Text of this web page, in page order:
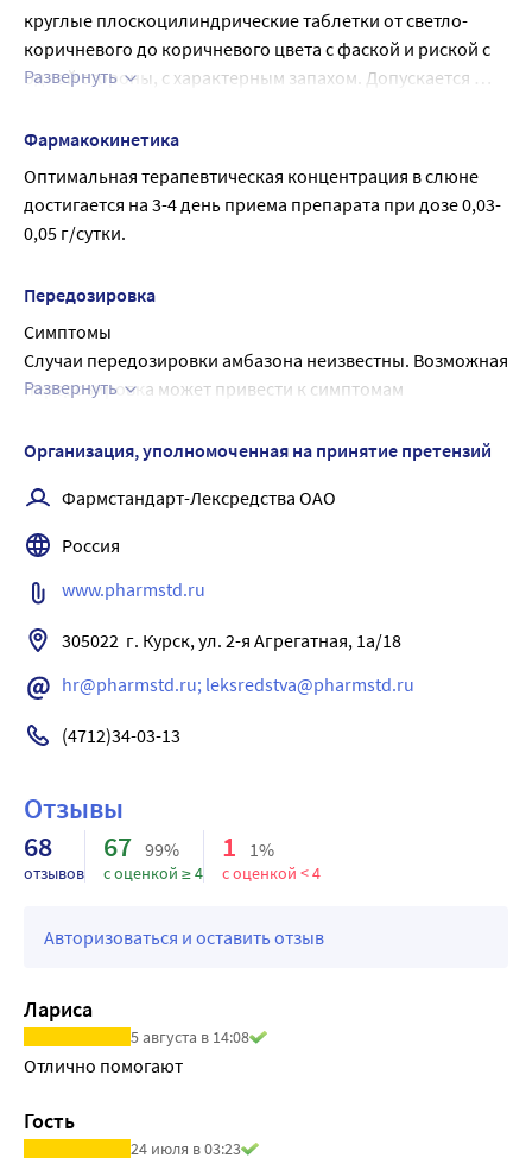
повышенной концентрации внимания и быстроты
психомоторных реакций (управление транспортными
средствами, работа с движущимися механизмами, работа
круглые плоскоцилиндрические таблетки от светло-
коричневого до коричневого цвета с фаской и риской с
одной стороны, с характерным запахом. Допускается
Развернуть
Фармакокинетика
Оптимальная терапевтическая концентрация в слюне
достигается на 3-4 день приема препарата при дозе 0,03-
0,05 г/сутки.
Передозировка
Симптомы
Случаи передозировки амбазона неизвестны. Возможная
передозировка может привести к симптомам
Лечение
рекомендуется промывание желудка, симптоматическая
терапия.
При появлении симптомов передозировки следует
прекратить прием препарата и немедленно обратиться к
Развернуть
Организация, уполномоченная на принятие претензий
Фармстандарт-Лексредства ОАО
Россия
www.pharmstd.ru
305022  г. Курск, ул. 2-я Агрегатная, 1а/18
hr@pharmstd.ru; leksredstva@pharmstd.ru
(4712)34-03-13
Отзывы
68
отзывов
67 99%
с оценкой ≥ 4
1 1%
с оценкой < 4
Авторизоваться и оставить отзыв
Лариса
5 августа в 14:08
Отлично помогают
Гость
24 июля в 03:23